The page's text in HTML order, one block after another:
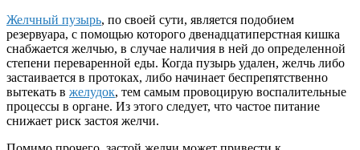
Желчный пузырь, по своей сути, является подобием
резервуара, с помощью которого двенадцатиперстная кишка
снабжается желчью, в случае наличия в ней до определенной
степени переваренной еды. Когда пузырь удален, желчь либо
застаивается в протоках, либо начинает беспрепятственно
вытекать в желудок, тем самым провоцирую воспалительные
процессы в органе. Из этого следует, что частое питание
снижает риск застоя желчи.